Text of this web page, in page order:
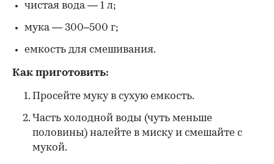
чистая вода — 1 л;
мука — 300–500 г;
емкость для смешивания.
Как приготовить:
Просейте муку в сухую емкость.
Часть холодной воды (чуть меньше
половины) налейте в миску и смешайте с
мукой.